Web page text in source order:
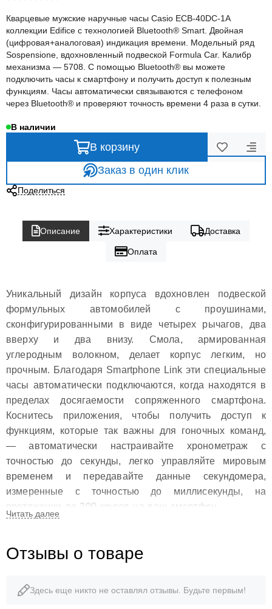
Кварцевые мужские наручные часы Casio ECB-40DC-1A
коллекции Edifice с технологией Bluetooth® Smart. Двойная
(цифровая+аналоговая) индикация времени. Модельный ряд
Sospensione, вдохновленный подвеской Formula Car. Калибр
механизма — 5708. С помощью Bluetooth® вы можете
подключить часы к смартфону и получить доступ к полезным
функциям. Часы автоматически связываются с телефоном
через Bluetooth® и проверяют точность времени 4 раза в сутки.
В наличии
В корзину
Заказ в один клик
Поделиться
Описание Характеристики Доставка
Оплата
Уникальный дизайн корпуса вдохновлен подвеской
формульных автомобилей с проушинами,
сконфигурированными в виде четырех рычагов, два
вверху и два внизу. Смола, армированная
углеродным волокном, делает корпус легким, но
прочным. Благодаря Smartphone Link эти специальные
часы автоматически подключаются, когда находятся в
пределах досягаемости сопряженного смартфона.
Коснитесь приложения, чтобы получить доступ к
функциям, которые так важны для гоночных команд,
— автоматически настраивайте хронометраж с
точностью до секунды, легко управляйте мировым
временем и передавайте данные секундомера,
измеренные с точностью до миллисекунды, на
протяжении до 200 кругов на ваш смартфон.
всемирное координированное время), отображение
летнее время, автоматическое переключение на
летнее время (DST), переключение между родным
Отзывы о товаре
Здесь еще никто не оставлял отзывы. Будьте первым!